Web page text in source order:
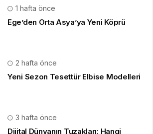
1 hafta önce
Ege’den Orta Asya’ya Yeni Köprü
2 hafta önce
Yeni Sezon Tesettür Elbise Modelleri
3 hafta önce
Dijital Dünyanın Tuzakları: Hangi